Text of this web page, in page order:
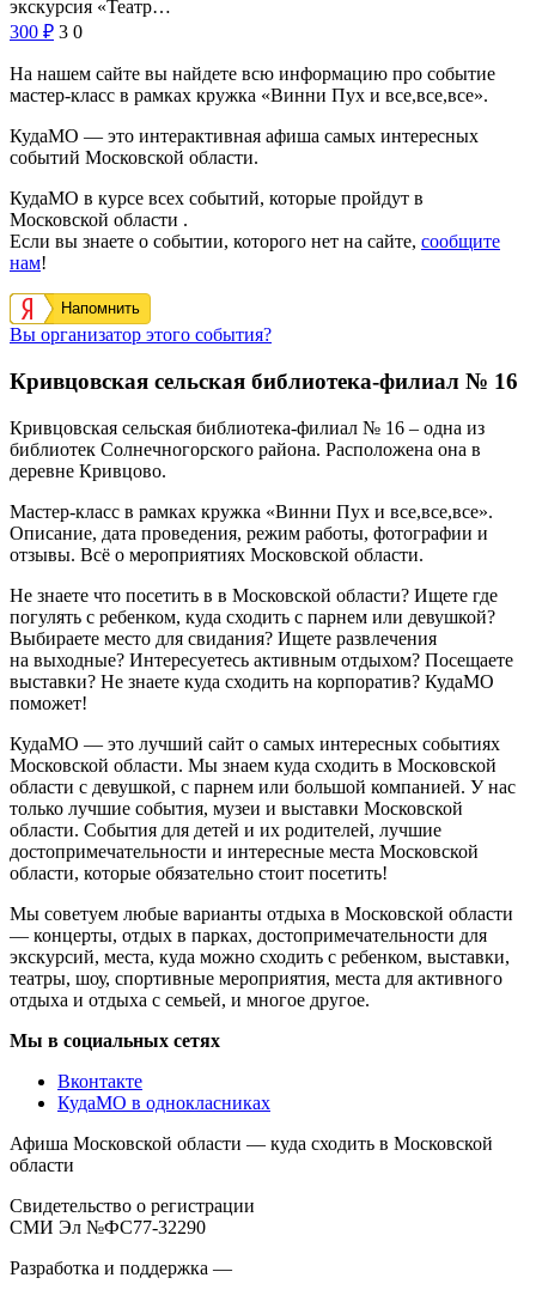
экскурсия «Театр…
300 ₽ 3 0
На нашем сайте вы найдете всю информацию про событие
мастер-класс в рамках кружка «Винни Пух и все,все,все».
КудаМО — это интерактивная афиша самых интересных
событий Московской области.
КудаМО в курсе всех событий, которые пройдут в
Московской области .
Если вы знаете о событии, которого нет на сайте, сообщите
нам!
Напомнить
Вы организатор этого события?
Кривцовская сельская библиотека-филиал № 16
Кривцовская сельская библиотека-филиал № 16 – одна из
библиотек Солнечногорского района. Расположена она в
деревне Кривцово.
Мастер-класс в рамках кружка «Винни Пух и все,все,все».
Описание, дата проведения, режим работы, фотографии и
отзывы. Всё о мероприятиях Московской области.
Не знаете что посетить в в Московской области? Ищете где
погулять с ребенком, куда сходить с парнем или девушкой?
Выбираете место для свидания? Ищете развлечения
на выходные? Интересуетесь активным отдыхом? Посещаете
выставки? Не знаете куда сходить на корпоратив? КудаМО
поможет!
КудаМО — это лучший сайт о самых интересных событиях
Московской области. Мы знаем куда сходить в Московской
области с девушкой, с парнем или большой компанией. У нас
только лучшие события, музеи и выставки Московской
области. События для детей и их родителей, лучшие
достопримечательности и интересные места Московской
области, которые обязательно стоит посетить!
Мы советуем любые варианты отдыха в Московской области
— концерты, отдых в парках, достопримечательности для
экскурсий, места, куда можно сходить с ребенком, выставки,
театры, шоу, спортивные мероприятия, места для активного
отдыха и отдыха с семьей, и многое другое.
Мы в социальных сетях
Вконтакте
КудаМО в однокласниках
Афиша Московской области — куда сходить в Московской
области
Свидетельство о регистрации
СМИ Эл №ФС77-32290
Разработка и поддержка —